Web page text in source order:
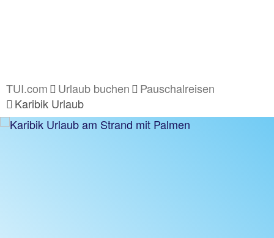
TUI.com Urlaub buchen
Pauschalreisen
Karibik Urlaub